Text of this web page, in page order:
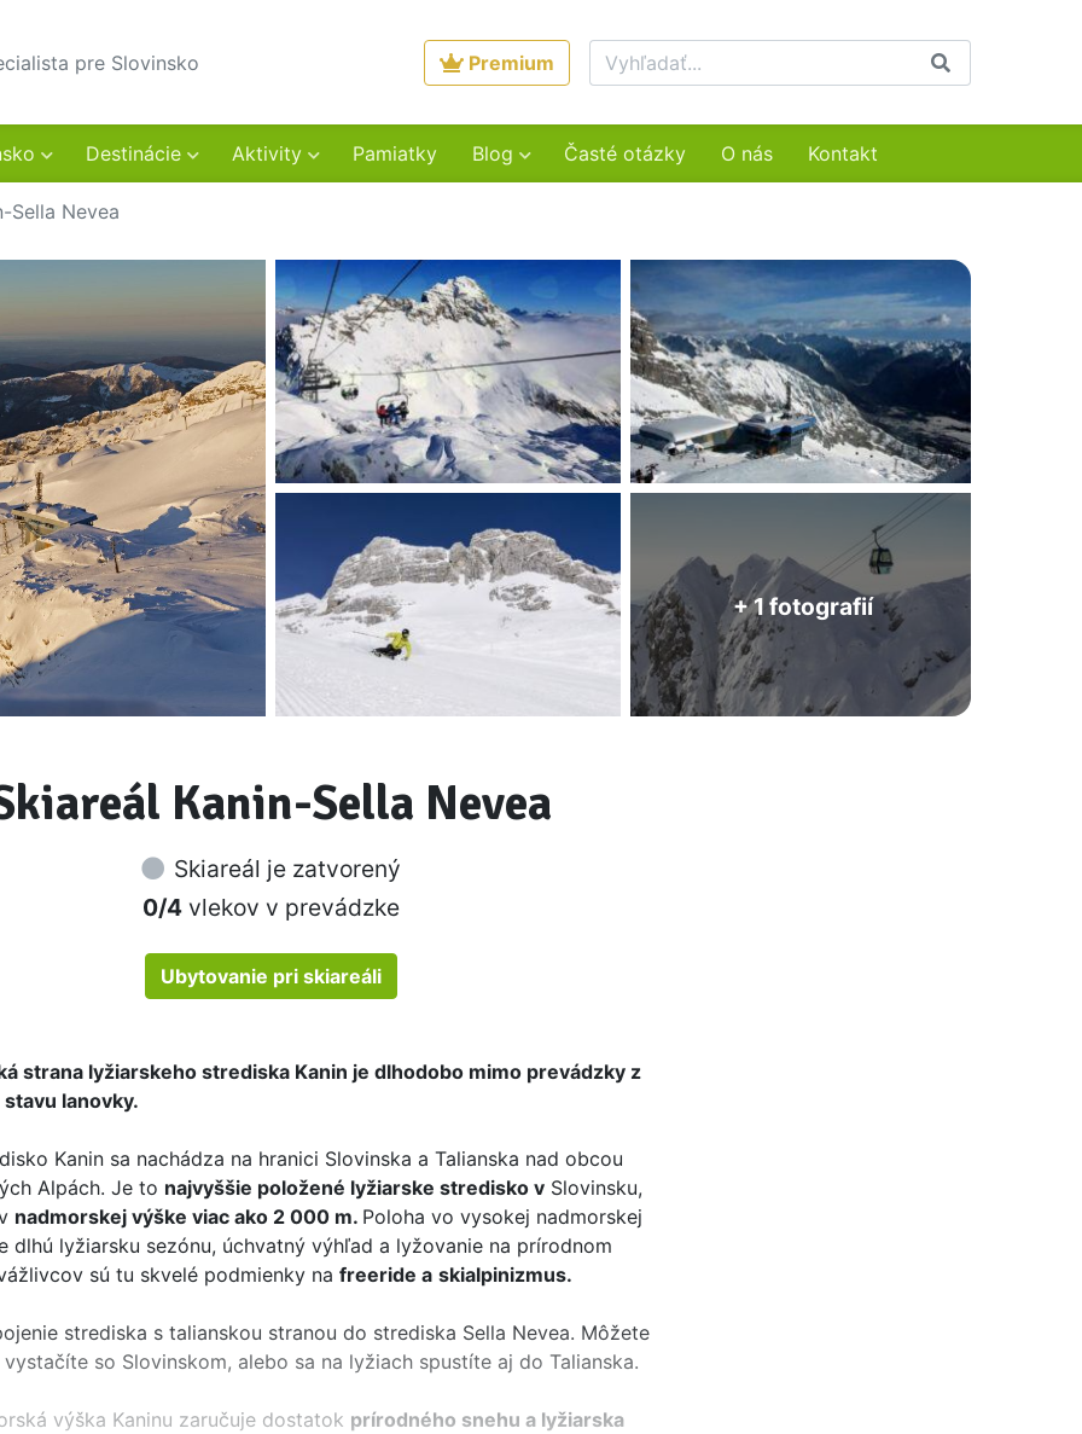
pre Slovinsko Premium
Destinácie Aktivity Pamiatky Blog Časté otázky O nás Kontakt
Sella Nevea
+ 1 fotografií
Kanin-Sella Nevea
Skiareál je zatvorený
0/4vlekov v prevádzke
Ubytovanie pri skiareáli
strana lyžiarskeho strediska Kanin je dlhodobo mimo prevádzky z
lanovky.
Kanin sa nachádza na hranici Slovinska a Talianska nad obcou
Alpách. Je to najvyššie položené lyžiarske stredisko v Slovinsku,
nadmorskej výške viac ako 2 000 m. Poloha vo vysokej nadmorskej
dlhú lyžiarsku sezónu, úchvatný výhľad a lyžovanie na prírodnom
sú tu skvelé podmienky na freeride a skialpinizmus.
strediska s talianskou stranou do strediska Sella Nevea. Môžete
so Slovinskom, alebo sa na lyžiach spustíte aj do Talianska.
výška Kaninu zaručuje dostatok prírodného snehu a lyžiarska